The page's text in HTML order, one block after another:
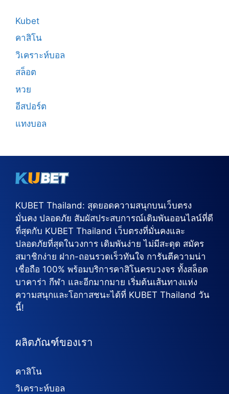
Kubet
คาสิโน
วิเคราะห์บอล
สล็อต
หวย
อีสปอร์ต
แทงบอล
KUBET Thailand: สุดยอดความสนุกบนเว็บตรง
มั่นคง ปลอดภัย สัมผัสประสบการณ์เดิมพันออนไลน์ที่ดี
ที่สุดกับ KUBET Thailand เว็บตรงที่มั่นคงและ
ปลอดภัยที่สุดในวงการ เดิมพันง่าย ไม่มีสะดุด สมัคร
สมาชิกง่าย ฝาก-ถอนรวดเร็วทันใจ การันตีความน่า
เชื่อถือ 100% พร้อมบริการคาสิโนครบวงจร ทั้งสล็อต
บาคาร่า กีฬา และอีกมากมาย เริ่มต้นเส้นทางแห่ง
ความสนุกและโอกาสชนะได้ที่ KUBET Thailand วัน
นี้!
ผลิตภัณฑ์ของเรา
คาสิโน
วิเคราะห์บอล